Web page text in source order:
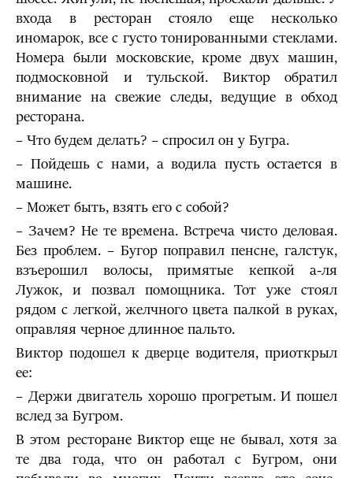
входа в ресторан стояло еще несколько
иномарок, все с густо тонированными стеклами.
Номера были московские, кроме двух машин,
подмосковной и тульской. Виктор обратил
внимание на свежие следы, ведущие в обход
ресторана.
– Что будем делать? – спросил он у Бугра.
– Пойдешь с нами, а водила пусть остается в
машине.
– Может быть, взять его с собой?
– Зачем? Не те времена. Встреча чисто деловая.
Без проблем. – Бугор поправил пенсне, галстук,
взъерошил волосы, примятые кепкой а-ля
Лужок, и позвал помощника. Тот уже стоял
рядом с легкой, желчного цвета палкой в руках,
оправляя черное длинное пальто.
Виктор подошел к дверце водителя, приоткрыл
ее:
– Держи двигатель хорошо прогретым. И пошел
вслед за Бугром.
В этом ресторане Виктор еще не бывал, хотя за
те два года, что он работал с Бугром, они